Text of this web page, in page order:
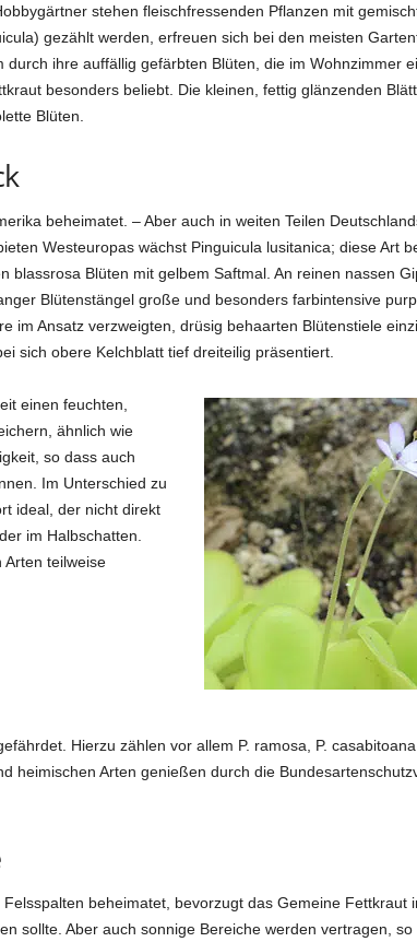
stehen fleischfressenden Pflanzen mit
gezählt werden, erfreuen sich bei den meisten
ihre auffällig gefärbten Blüten, die im Wohnzimmer
besonders beliebt. Die kleinen, fettig glänzenden
Blüten.
beheimatet. – Aber auch in weiten Teilen
Westeuropas wächst Pinguicula lusitanica; diese Art
Blüten mit gelbem Saftmal. An reinen nassen
Blütenstängel große und besonders farbintensive
im Ansatz verzweigten, drüsig behaarten Blütenstiele
sich obere Kelchblatt tief dreiteilig präsentiert.
einen feuchten,
ähnlich wie
so dass auch
Im Unterschied zu
ideal, der nicht direkt
im Halbschatten.
teilweise
Hierzu zählen vor allem P. ramosa, P.
heimischen Arten genießen durch die
beheimatet, bevorzugt das Gemeine Fettkraut
sollte. Aber auch sonnige Bereiche werden vertragen,